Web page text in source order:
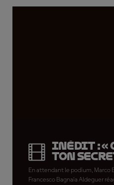
INÉDIT : «
ton
En attendant le podium, Marco
Francesco Bagnaia Aldeguer